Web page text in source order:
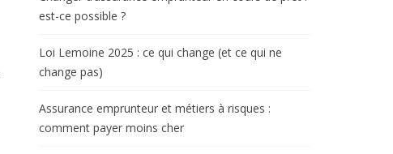
est-ce possible ?
Loi Lemoine 2025 : ce qui change (et ce qui ne
change pas)
Assurance emprunteur et métiers à risques :
comment payer moins cher